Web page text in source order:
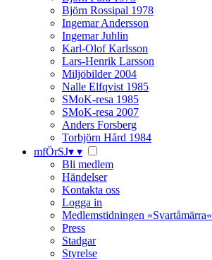
Björn Rossipal 1978
Ingemar Andersson
Ingemar Juhlin
Karl-Olof Karlsson
Lars-Henrik Larsson
Miljöbilder 2004
Nalle Elfqvist 1985
SMoK-resa 1985
SMoK-resa 2007
Anders Forsberg
Torbjörn Hård 1984
mfÖrSJ▾ ▾
Bli medlem
Händelser
Kontakta oss
Logga in
Medlemstidningen »Svartåmärra«
Press
Stadgar
Styrelse